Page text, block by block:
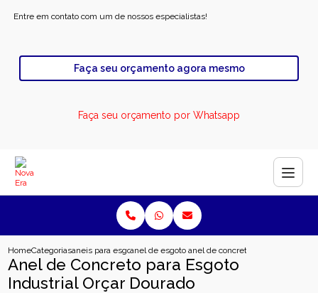
Entre em contato com um de nossos especialistas!
Faça seu orçamento agora mesmo
Faça seu orçamento por Whatsapp
HomeCategoriasaneis para esgotoanel de esgoto industrialanel de concreto para esgoto
Anel de Concreto para Esgoto
Industrial Orçar Dourado